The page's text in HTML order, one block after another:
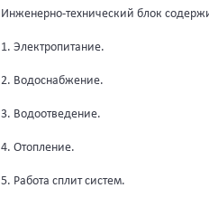
Инженерно-технический блок
1. Электропитание.
2. Водоснабжение.
3. Водоотведение.
4. Отопление.
5. Работа сплит систем.